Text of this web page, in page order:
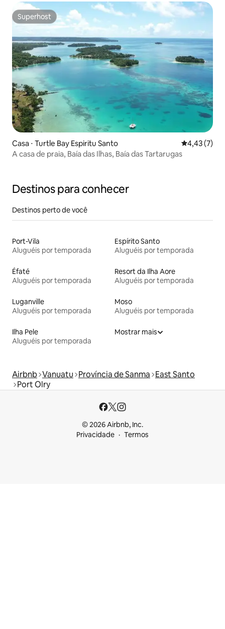
Superhost
Superhost
Casa ⋅ Turtle Bay Espiritu Santo 4,43 de
4,43 (7)
A casa de praia, Baía das Ilhas, Baía das Tartarugas
Destinos para conhecer
Destinos perto de você
Port-Vila
Aluguéis por temporada
Espírito Santo
Aluguéis por temporada
Éfaté
Aluguéis por temporada
Resort da Ilha Aore
Aluguéis por temporada
Luganville
Aluguéis por temporada
Moso
Aluguéis por temporada
Ilha Pele
Aluguéis por temporada
Mostrar mais
Airbnb Vanuatu Província de Sanma East Santo
Port Olry
© 2026 Airbnb, Inc.
Privacidade
Termos